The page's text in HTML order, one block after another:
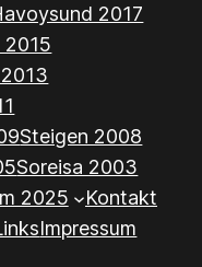
2017
2015
Steigen 2008
Soreisa 2003
2025
Kontakt
Impressum